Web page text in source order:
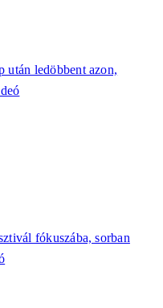
után ledöbbent azon,
fókuszába, sorban